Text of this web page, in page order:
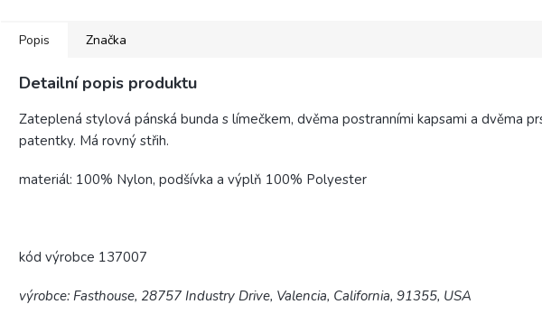
Popis Značka
Detailní popis produktu
Zateplená stylová pánská bunda s límečkem, dvěma postranními kapsami a dvěma
patentky. Má rovný střih.
materiál: 100% Nylon, podšívka a výplň 100% Polyester
kód výrobce 137007
výrobce: Fasthouse, 28757 Industry Drive, Valencia, California, 91355, USA